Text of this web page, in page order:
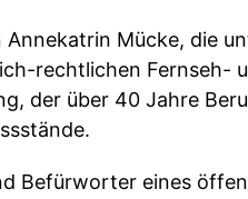
Mücke, die
rechtlichen Fernseh-
der über 40 Jahre
Befürworter eines